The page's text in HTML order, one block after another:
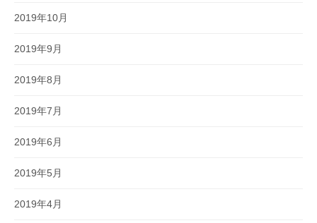
2019年10月
2019年9月
2019年8月
2019年7月
2019年6月
2019年5月
2019年4月